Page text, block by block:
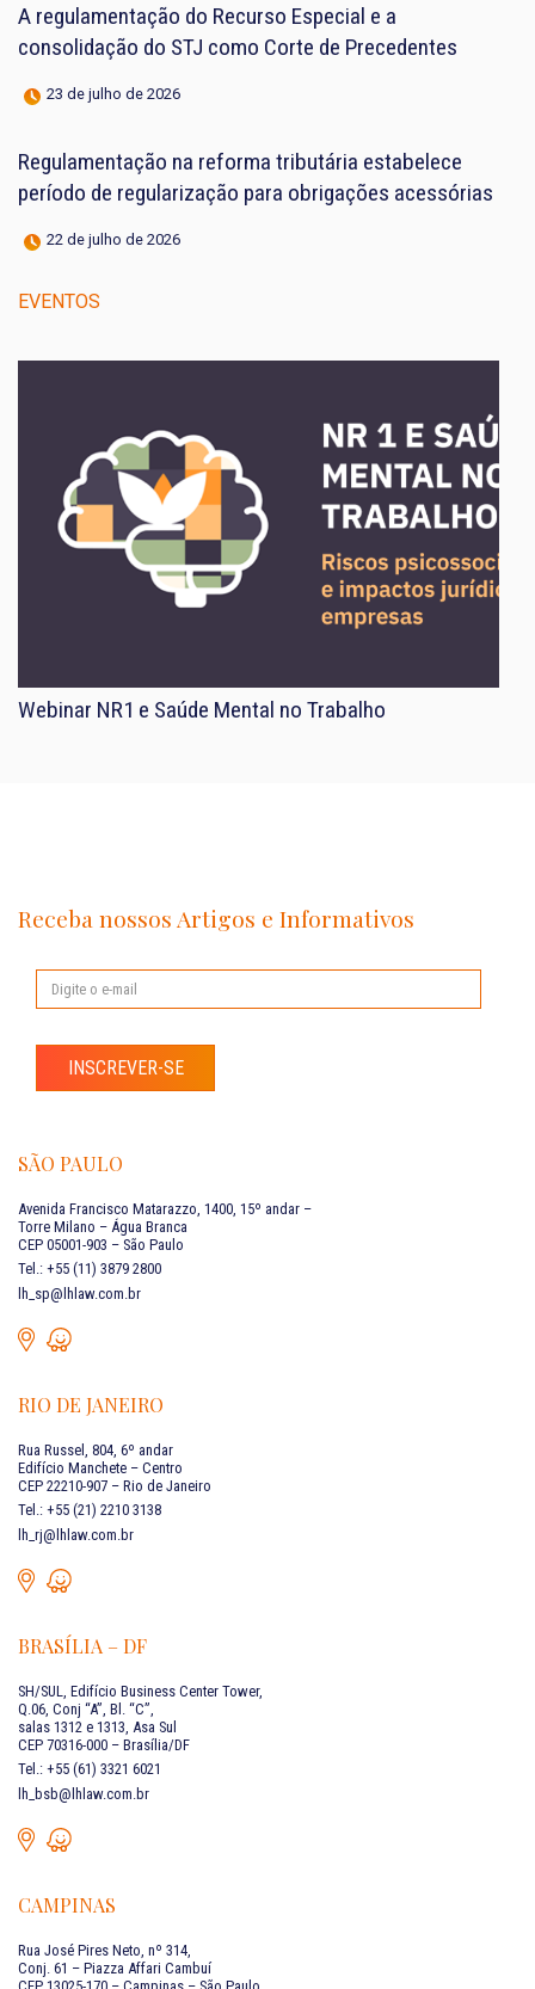
A regulamentação do Recurso Especial e a
consolidação do STJ como Corte de Precedentes
23 de julho de 2026
Regulamentação na reforma tributária estabelece
período de regularização para obrigações acessórias
22 de julho de 2026
EVENTOS
Webinar NR1 e Saúde Mental no Trabalho
Receba nossos Artigos e Informativos
INSCREVER-SE
SÃO PAULO
Avenida Francisco Matarazzo, 1400, 15º andar –
Torre Milano – Água Branca
CEP 05001-903 – São Paulo
Tel.: +55 (11) 3879 2800
lh_sp@lhlaw.com.br
RIO DE JANEIRO
Rua Russel, 804, 6º andar
Edifício Manchete – Centro
CEP 22210-907 – Rio de Janeiro
Tel.: +55 (21) 2210 3138
lh_rj@lhlaw.com.br
BRASÍLIA – DF
SH/SUL, Edifício Business Center Tower,
Q.06, Conj “A”, Bl. “C”,
salas 1312 e 1313, Asa Sul
CEP 70316-000 – Brasília/DF
Tel.: +55 (61) 3321 6021
lh_bsb@lhlaw.com.br
CAMPINAS
Rua José Pires Neto, nº 314,
Conj. 61 – Piazza Affari Cambuí